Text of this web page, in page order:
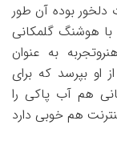
دلخور بوده آن طور
هوشنگ گلمکانی
به عنوان
او بپرسد که برای
هم آب پاکی را
هم خوبی دارد